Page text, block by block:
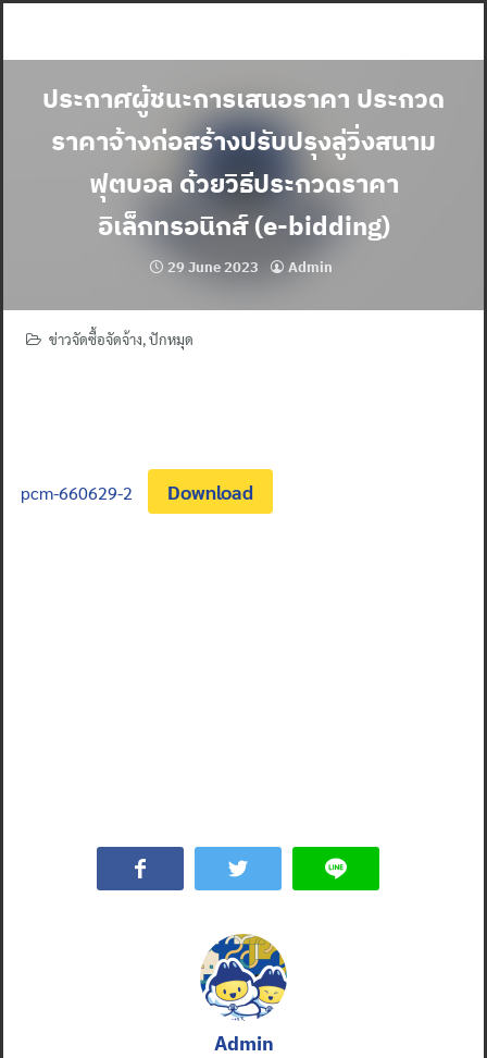
ประกาศผู้ชนะการเสนอราคา ประกวด
ราคาจ้างก่อสร้างปรับปรุงลู่วิ่งสนาม
ฟุตบอล ด้วยวิธีประกวดราคา
อิเล็กทรอนิกส์ (e-bidding)
29 June 2023 Admin
ข่าวจัดซื้อจัดจ้าง,ปักหมุด
pcm-660629-2 Download
Admin